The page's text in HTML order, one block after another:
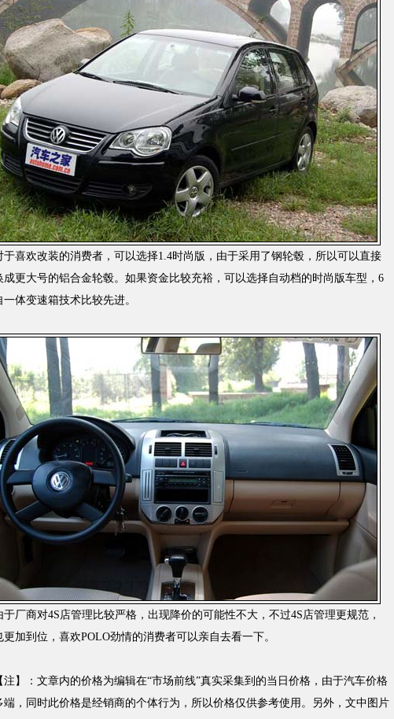
欢改装的消费者，可以选择1.4时尚版，由于采用了钢轮毂，所以可以直接
成更大号的铝合金轮毂。如果资金比较充裕，可以选择自动档的时尚版车型，6
一体变速箱技术比较先进。
商对4S店管理比较严格，出现降价的可能性不大，不过4S店管理更规范，
更加到位，喜欢POLO劲情的消费者可以亲自去看一下。
：文章内的价格为编辑在“市场前线”真实采集到的当日价格，由于汽车价格
端，同时此价格是经销商的个体行为，所以价格仅供参考使用。另外，文中图片